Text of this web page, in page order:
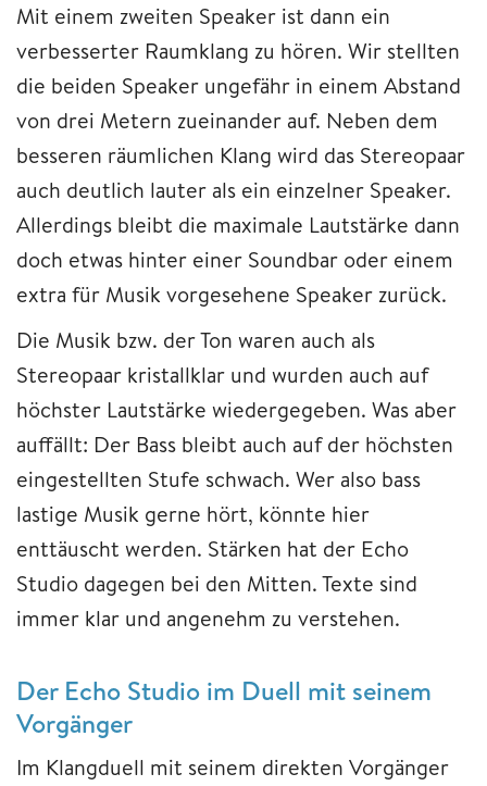
Mit einem zweiten Speaker ist dann ein
verbesserter Raumklang zu hören. Wir stellten
die beiden Speaker ungefähr in einem Abstand
von drei Metern zueinander auf. Neben dem
besseren räumlichen Klang wird das Stereopaar
auch deutlich lauter als ein einzelner Speaker.
Allerdings bleibt die maximale Lautstärke dann
doch etwas hinter einer Soundbar oder einem
extra für Musik vorgesehene Speaker zurück.
Die Musik bzw. der Ton waren auch als
Stereopaar kristallklar und wurden auch auf
höchster Lautstärke wiedergegeben. Was aber
auffällt: Der Bass bleibt auch auf der höchsten
eingestellten Stufe schwach. Wer also bass
lastige Musik gerne hört, könnte hier
enttäuscht werden. Stärken hat der Echo
Studio dagegen bei den Mitten. Texte sind
immer klar und angenehm zu verstehen.
Der Echo Studio im Duell mit seinem
Vorgänger
Im Klangduell mit seinem direkten Vorgänger